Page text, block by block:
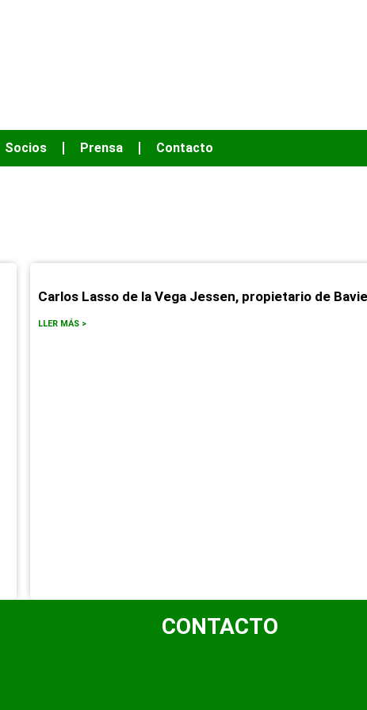
Socios Prensa Contacto
Carlos Lasso de la Vega Jessen, propietario de
LLER MÁS >
CONTACTO